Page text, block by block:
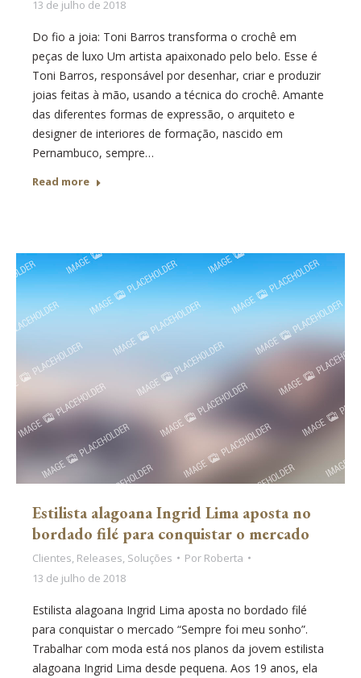
13 de julho de 2018
Do fio a joia: Toni Barros transforma o crochê em
peças de luxo Um artista apaixonado pelo belo. Esse é
Toni Barros, responsável por desenhar, criar e produzir
joias feitas à mão, usando a técnica do crochê. Amante
das diferentes formas de expressão, o arquiteto e
designer de interiores de formação, nascido em
Pernambuco, sempre…
Read more
Estilista alagoana Ingrid Lima aposta no
bordado filé para conquistar o mercado
Clientes Releases Soluções Por Roberta
13 de julho de 2018
Estilista alagoana Ingrid Lima aposta no bordado filé
para conquistar o mercado “Sempre foi meu sonho”.
Trabalhar com moda está nos planos da jovem estilista
alagoana Ingrid Lima desde pequena. Aos 19 anos, ela